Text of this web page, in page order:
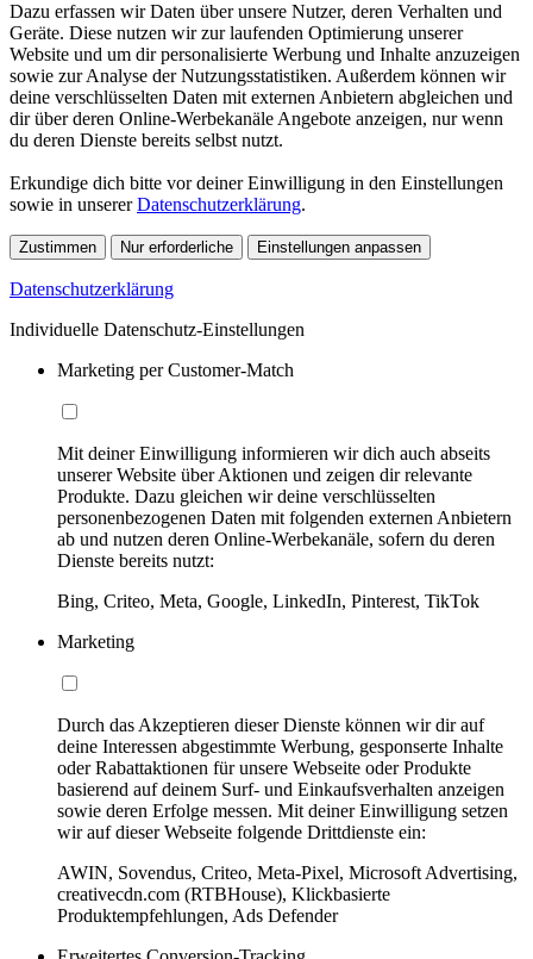
Dazu erfassen wir Daten über unsere Nutzer, deren Verhalten und
Geräte. Diese nutzen wir zur laufenden Optimierung unserer
Website und um dir personalisierte Werbung und Inhalte anzuzeigen
sowie zur Analyse der Nutzungsstatistiken. Außerdem können wir
deine verschlüsselten Daten mit externen Anbietern abgleichen und
dir über deren Online-Werbekanäle Angebote anzeigen, nur wenn
du deren Dienste bereits selbst nutzt.
Erkundige dich bitte vor deiner Einwilligung in den Einstellungen
sowie in unsererDatenschutzerklärung.
Zustimmen Nur erforderliche Einstellungen anpassen
Datenschutzerklärung
Individuelle Datenschutz-Einstellungen
Marketing per Customer-Match
Mit deiner Einwilligung informieren wir dich auch abseits
unserer Website über Aktionen und zeigen dir relevante
Produkte. Dazu gleichen wir deine verschlüsselten
personenbezogenen Daten mit folgenden externen Anbietern
ab und nutzen deren Online-Werbekanäle, sofern du deren
Dienste bereits nutzt:
Bing, Criteo, Meta, Google, LinkedIn, Pinterest, TikTok
Marketing
Durch das Akzeptieren dieser Dienste können wir dir auf
deine Interessen abgestimmte Werbung, gesponserte Inhalte
oder Rabattaktionen für unsere Webseite oder Produkte
basierend auf deinem Surf- und Einkaufsverhalten anzeigen
sowie deren Erfolge messen. Mit deiner Einwilligung setzen
wir auf dieser Webseite folgende Drittdienste ein:
AWIN, Sovendus, Criteo, Meta-Pixel, Microsoft Advertising,
creativecdn.com (RTBHouse), Klickbasierte
Produktempfehlungen, Ads Defender